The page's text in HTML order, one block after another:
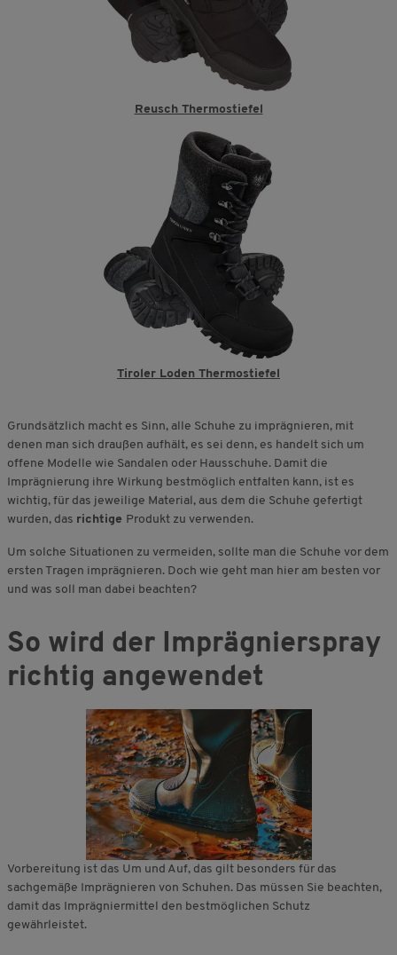
Reusch Thermostiefel
Tiroler Loden Thermostiefel
Grundsätzlich macht es Sinn, alle Schuhe zu imprägnieren, mit
denen man sich draußen aufhält, es sei denn, es handelt sich um
offene Modelle wie Sandalen oder Hausschuhe. Damit die
Imprägnierung ihre Wirkung bestmöglich entfalten kann, ist es
wichtig, für das jeweilige Material, aus dem die Schuhe gefertigt
wurden, das richtige Produkt zu verwenden.
Um solche Situationen zu vermeiden, sollte man die Schuhe vor dem
ersten Tragen imprägnieren. Doch wie geht man hier am besten vor
und was soll man dabei beachten?
So wird der Imprägnierspray
richtig angewendet
Vorbereitung ist das Um und Auf, das gilt besonders für das
sachgemäße Imprägnieren von Schuhen. Das müssen Sie beachten,
damit das Imprägniermittel den bestmöglichen Schutz
gewährleistet.